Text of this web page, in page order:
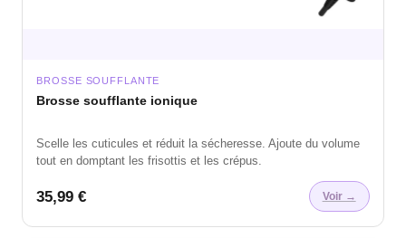
BROSSE SOUFFLANTE
Brosse soufflante ionique
Scelle les cuticules et réduit la sécheresse. Ajoute du volume
tout en domptant les frisottis et les crépus.
35,99 € Voir →